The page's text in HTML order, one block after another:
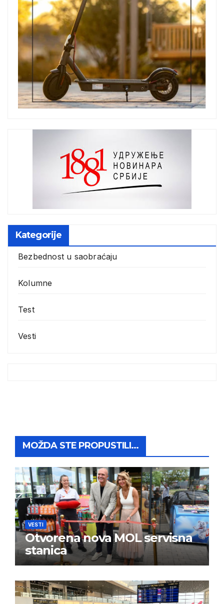
Kategorije
Bezbednost u saobraćaju
Kolumne
Test
Vesti
MOŽDA STE PROPUSTILI...
VESTI
Otvorena nova MOL servisna
stanica